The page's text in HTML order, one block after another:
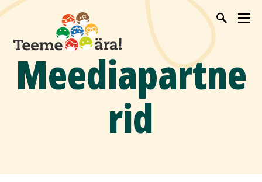
Meediapartne
rid